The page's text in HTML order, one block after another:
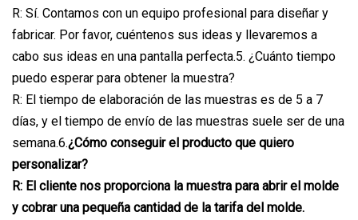
R: Sí. Contamos con un equipo profesional para diseñar y
fabricar. Por favor, cuéntenos sus ideas y llevaremos a
cabo sus ideas en una pantalla perfecta.5. ¿Cuánto tiempo
puedo esperar para obtener la muestra?
R: El tiempo de elaboración de las muestras es de 5 a 7
días, y el tiempo de envío de las muestras suele ser de una
semana.6.¿Cómo conseguir el producto que quiero
personalizar?
R: El cliente nos proporciona la muestra para abrir el molde
y cobrar una pequeña cantidad de la tarifa del molde.